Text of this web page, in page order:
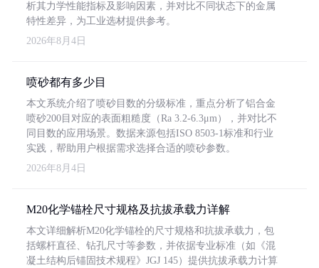
析其力学性能指标及影响因素，并对比不同状态下的金属
特性差异，为工业选材提供参考。
2026年8月4日
喷砂都有多少目
本文系统介绍了喷砂目数的分级标准，重点分析了铝合金
喷砂200目对应的表面粗糙度（Ra 3.2-6.3μm），并对比不
同目数的应用场景。数据来源包括ISO 8503-1标准和行业
实践，帮助用户根据需求选择合适的喷砂参数。
2026年8月4日
M20化学锚栓尺寸规格及抗拔承载力详解
本文详细解析M20化学锚栓的尺寸规格和抗拔承载力，包
括螺杆直径、钻孔尺寸等参数，并依据专业标准（如《混
凝土结构后锚固技术规程》JGJ 145）提供抗拔承载力计算